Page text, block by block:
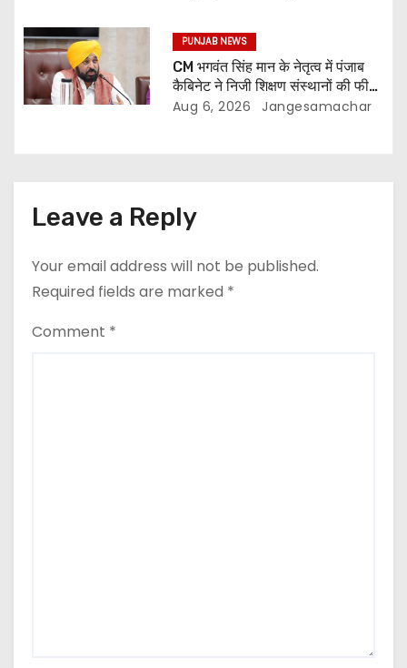
PUNJAB NEWS
CM भगवंत सिंह मान के नेतृत्व में पंजाब
कैबिनेट ने निजी शिक्षण संस्थानों की फीस
नियमन (संशोधन) विधेयक-2026 को
Aug 6, 2026 Jangesamachar
Leave a Reply
Your email address will not be published.
Required fields are marked *
Comment *